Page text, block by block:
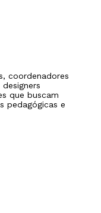
coordenadores
que buscam
pedagógicas e